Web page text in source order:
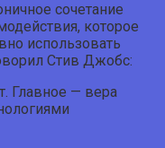
сочетание
которое
использовать
Стив Джобс:
Главное — вера